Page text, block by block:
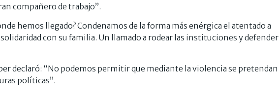
compañero de trabajo”.
hemos llegado? Condenamos de la forma más enérgica el atentado a
con su familia. Un llamado a rodear las instituciones y defender
declaró: “No podemos permitir que mediante la violencia se pretendan
políticas”.